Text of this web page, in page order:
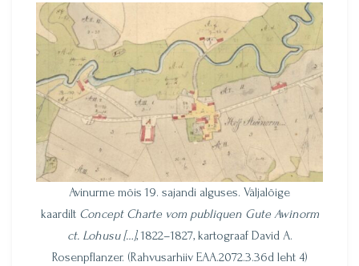
Avinurme mõis 19. sajandi alguses. Väljalõige
kaardilt Concept Charte vom publiquen Gute Awinorm
ct. Lohusu […], 1822–1827, kartograaf David A.
Rosenpflanzer. (Rahvusarhiiv EAA.2072.3.36d leht 4)